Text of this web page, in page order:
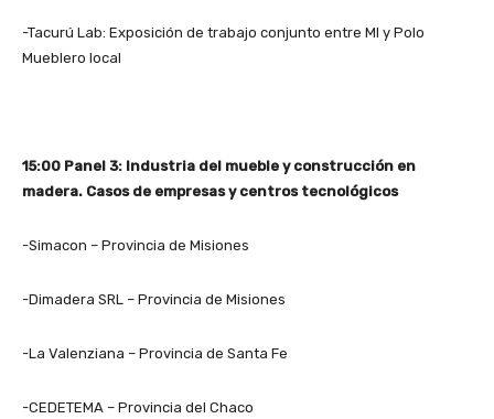
-Tacurú Lab: Exposición de trabajo conjunto entre MI y Polo
Mueblero local
15:00 Panel 3: Industria del mueble y construcción en
madera. Casos de empresas y centros tecnológicos
-Simacon – Provincia de Misiones
-Dimadera SRL – Provincia de Misiones
-La Valenziana – Provincia de Santa Fe
-CEDETEMA – Provincia del Chaco